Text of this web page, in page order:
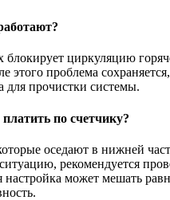
циркуляцию
проблема
для прочистки системы.
по счетчику?
оседают в нижней
рекомендуется
может мешать